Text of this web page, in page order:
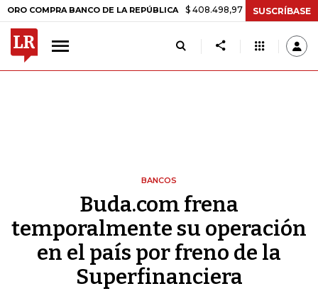
BANCO DE LA REPÚBLICA $ 408.498,97 +$ 8.753,81 +2,19%
SUSCRÍBASE
BANCOS
Buda.com frena
temporalmente su operación
en el país por freno de la
Superfinanciera